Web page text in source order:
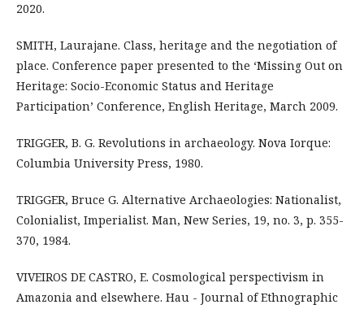
2020.
SMITH, Laurajane. Class, heritage and the negotiation of
place. Conference paper presented to the ‘Missing Out on
Heritage: Socio-Economic Status and Heritage
Participation’ Conference, English Heritage, March 2009.
TRIGGER, B. G. Revolutions in archaeology. Nova Iorque:
Columbia University Press, 1980.
TRIGGER, Bruce G. Alternative Archaeologies: Nationalist,
Colonialist, Imperialist. Man, New Series, 19, no. 3, p. 355-
370, 1984.
VIVEIROS DE CASTRO, E. Cosmological perspectivism in
Amazonia and elsewhere. Hau - Journal of Ethnographic